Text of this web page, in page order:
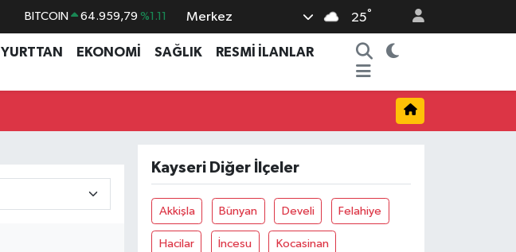
BITCOIN 64.959,79 %1.11
DOLAR 47,7436 %0.18
GRAM ALTIN 6660.55 %0.03
%-14
Merkez 25°
YURTTAN EKONOMİ SAĞLIK
RESMİ İLANLAR
Kayseri Diğer İlçeler
Akkişla Bünyan Develi Felahiye
Hacilar İncesu Kocasinan